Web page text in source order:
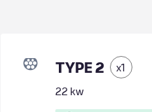
TYPE 2 x1
22 kw